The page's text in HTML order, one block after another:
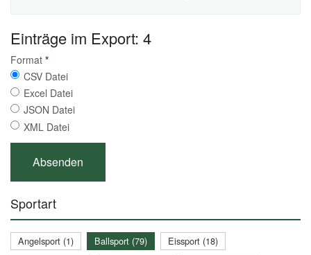
Einträge im Export: 4
Format *
CSV Datei
Excel Datei
JSON Datei
XML Datei
Sportart
Angelsport (1) Ballsport (79)
Eissport (18)